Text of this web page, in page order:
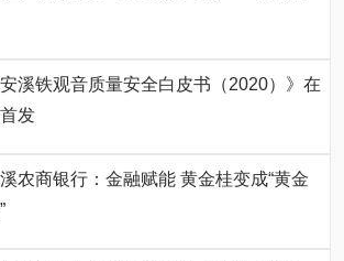
安溪铁观音质量安全白皮书（2020）》在
发
农商银行：金融赋能 黄金桂变成“黄金